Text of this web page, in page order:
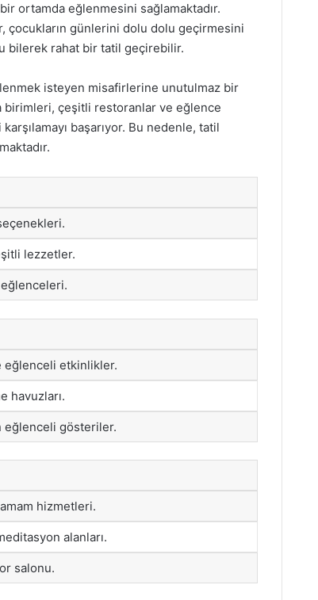
ortamda eğlenmesini sağlamaktadır.
çocukların günlerini dolu dolu geçirmesini
bilerek rahat bir tatil geçirebilir.
isteyen misafirlerine unutulmaz bir
birimleri, çeşitli restoranlar ve eğlence
başarıyor. Bu nedenle, tatil
lezzetler.
eğlenceli etkinlikler.
havuzları.
eğlenceli gösteriler.
hizmetleri.
alanları.
salonu.